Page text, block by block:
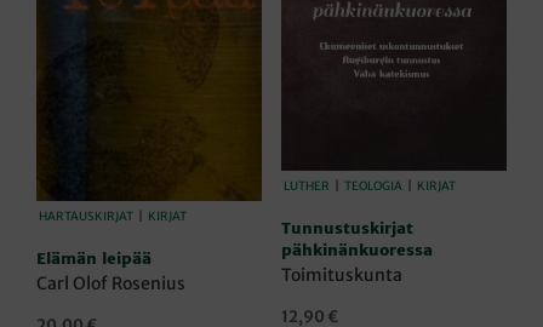
HARTAUSKIRJAT KIRJAT
Elämän leipää
Carl Olof Rosenius
LUTHER TEOLOGIA KIRJAT
Tunnustuskirjat
pähkinänkuoressa
Toimituskunta
12,90 €